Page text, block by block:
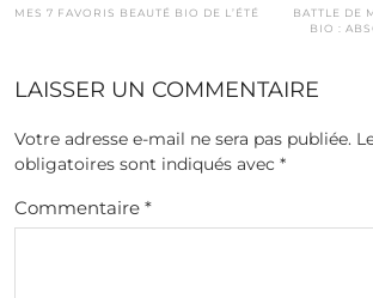
MES 7 FAVORIS BEAUTÉ BIO DE L’ÉTÉ
BATTLE DE
BIO :
LAISSER UN COMMENTAIRE
Votre adresse e-mail ne sera pas publiée.
obligatoires sont indiqués avec *
Commentaire *